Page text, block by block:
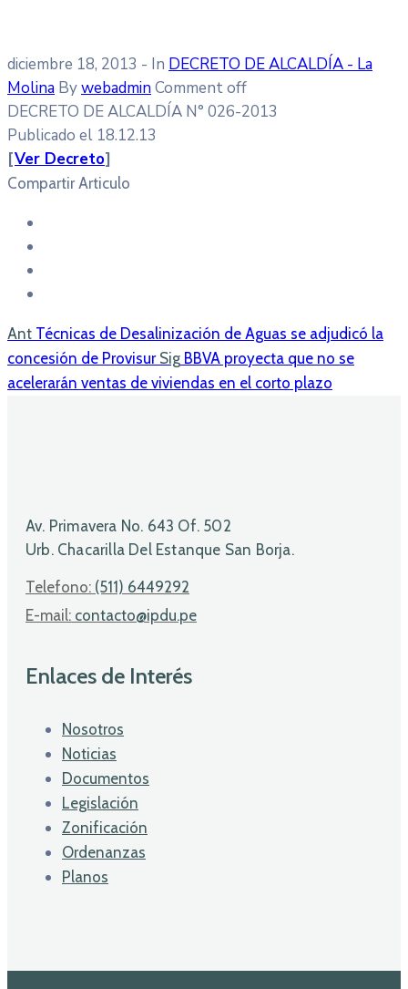
diciembre 18, 2013 - In DECRETO DE ALCALDÍA - La
Molina BywebadminComment off
DECRETO DE ALCALDÍA N° 026-2013
Publicado el 18.12.13
[Ver Decreto]
Compartir Articulo
Ant Técnicas de Desalinización de Aguas se adjudicó la
concesión de Provisur Sig BBVA proyecta que no se
acelerarán ventas de viviendas en el corto plazo
Av. Primavera No. 643 Of. 502
Urb. Chacarilla Del Estanque San Borja.
Telefono: (511) 6449292
E-mail: contacto@ipdu.pe
Enlaces de Interés
Nosotros
Noticias
Documentos
Legislación
Zonificación
Ordenanzas
Planos